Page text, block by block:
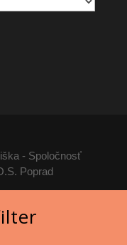
- Spoločnosť
Poprad